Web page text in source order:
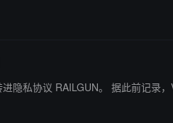
ChainCatcher 消息，据余烬监测，